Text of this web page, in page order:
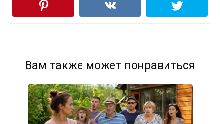
Вам также может понравиться